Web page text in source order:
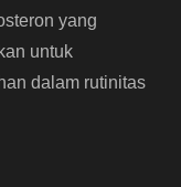
yang
untuk
dalam rutinitas